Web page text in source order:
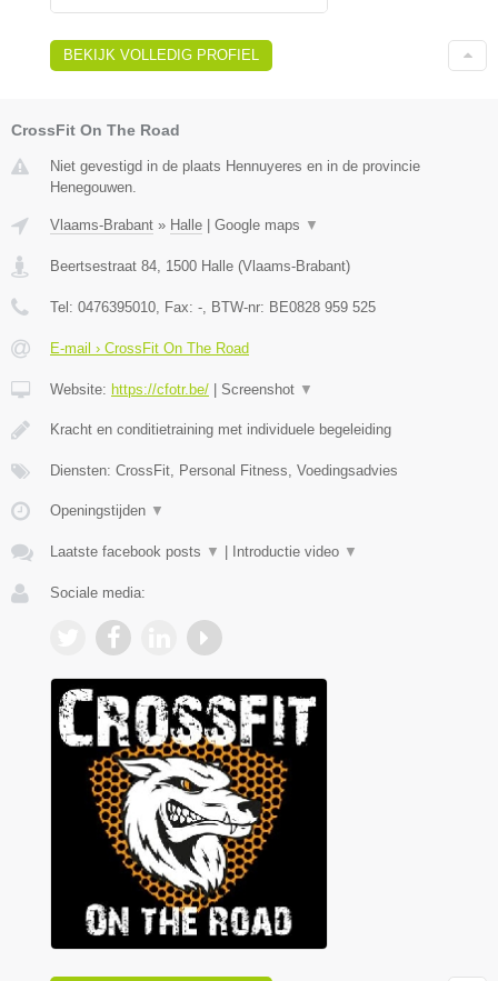
BEKIJK VOLLEDIG PROFIEL
CrossFit On The Road
Niet gevestigd in de plaats Hennuyeres en in de provincie
Henegouwen.
Vlaams-Brabant » Halle Google maps ▼
Beertsestraat 84, 1500 Halle (Vlaams-Brabant)
Tel: 0476395010, Fax: -, BTW-nr: BE0828 959 525
E-mail › CrossFit On The Road
Website: https://cfotr.be/ Screenshot ▼
Kracht en conditietraining met individuele begeleiding
Diensten: CrossFit, Personal Fitness, Voedingsadvies
Openingstijden ▼
Laatste facebook posts ▼ Introductie video ▼
Sociale media: